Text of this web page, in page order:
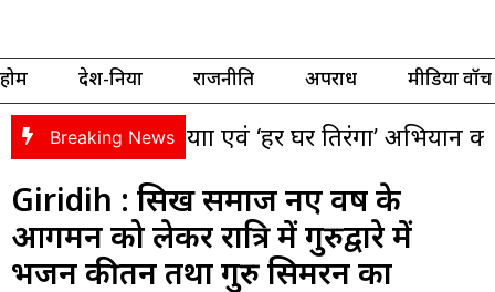
होम देश-दुनिया राजनीति अपराध मीडिया वॉच
Breaking News
यात्रा एवं ‘हर घर तिरंगा’ अभियान को लेकर
Giridih : सिख समाज नए वर्ष के
आगमन को लेकर रात्रि में गुरुद्वारे में
भजन कीर्तन तथा गुरु सिमरन का